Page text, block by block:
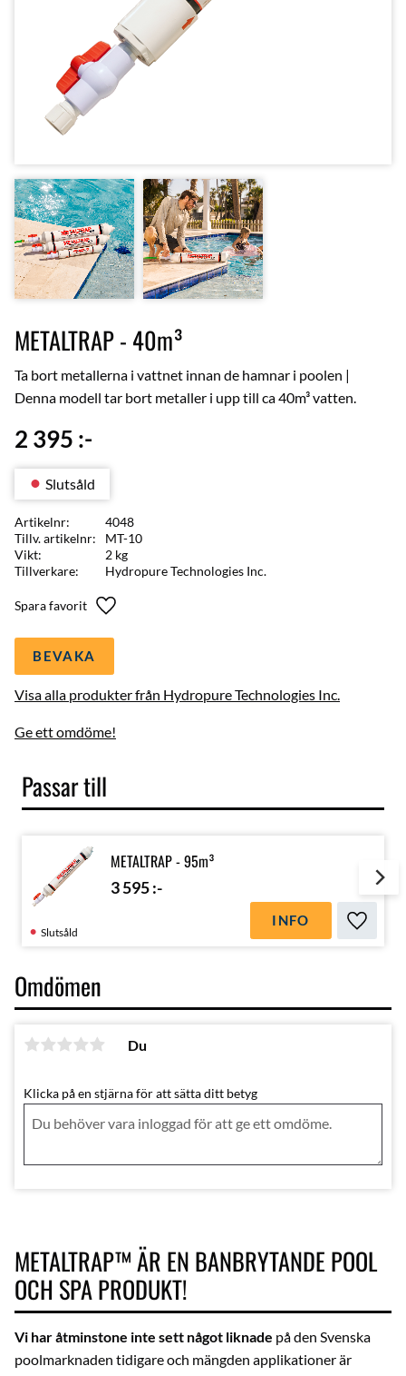
METALTRAP - 40m³
Ta bort metallerna i vattnet innan de hamnar i poolen |
Denna modell tar bort metaller i upp till ca 40m³ vatten.
2 395 :-
Lägg till i favoriter
BEVAKA
Slutsåld
Artikelnr
4048
Tillv. artikelnr
MT-10
Vikt
2 kg
Tillverkare
Hydropure Technologies Inc.
Visa alla produkter från Hydropure Technologies Inc.
Ge ett omdöme!
Passar till
METALTRAP - 95m³
3 595:-
Lägg
Slutsåld
INFO
METALTRAP™ ÄR EN BANBRYTANDE POOL
OCH SPA PRODUKT!
Vi har åtminstone inte sett något liknade på den Svenska
poolmarknaden tidigare och mängden applikationer är
Omdömen
Du
Klicka på en stjärna för att sätta ditt betyg